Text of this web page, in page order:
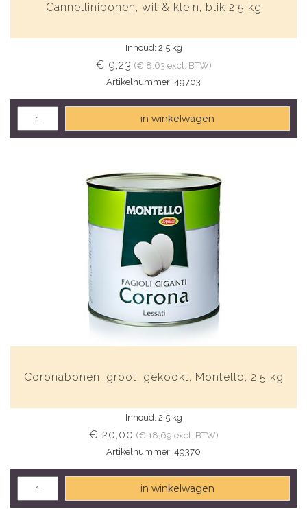
Cannellinibonen, wit & klein, blik 2,5 kg
Inhoud: 2,5 kg
€ 9,23 (€ 8,63 excl. BTW)
Artikelnummer: 49703
in winkelwagen
Coronabonen, groot, gekookt, Montello, 2,5 kg
Inhoud: 2,5 kg
€ 20,00 (€ 18,69 excl. BTW)
Artikelnummer: 49370
in winkelwagen